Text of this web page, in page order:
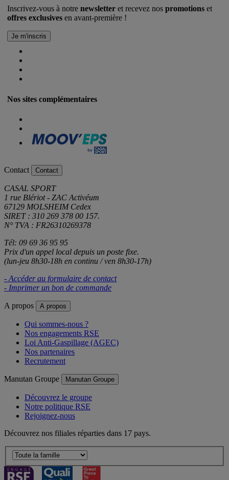
Inscrivez-vous à notre newsletter et recevez nos promotions et
offres exclusives en avant-première !
Nos sites complémentaires
Contact Contact
CASAL SPORT
1 rue Blériot - ZAC Activéum
67129 MOLSHEIM Cedex
SIRET : 310 269 378 00 157.
N° TVA : FR26310269378
Tél: 09 69 36 95 95
Prix d'un appel local depuis un poste fixe.
(lun-jeu 8h30-18h en continu / ven 8h30-17h)
- Accéder au formulaire de contact
- Imprimer un bon de commande
A propos A propos
Qui sommes-nous ?
Nos engagements RSE
Loi Anti-Gaspillage (AGEC)
Nos partenaires
Recrutement
Manutan Groupe Manutan Groupe
Découvrez le groupe
Notre politique RSE
Rejoignez-nous
Découvrez nos filiales réparties dans 17 pays.